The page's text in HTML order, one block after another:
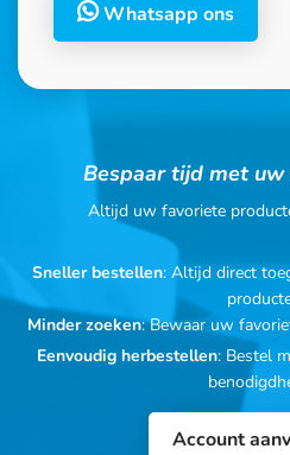
Whatsapp ons
Bespaar tijd met
Altijd uw favoriete
Sneller bestellen: Altijd direct
Minder zoeken: Bewaar uw
Eenvoudig herbestellen: Bestel
Account